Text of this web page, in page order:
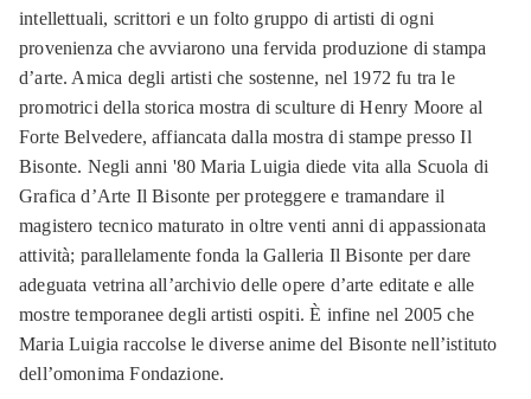
intellettuali, scrittori e un folto gruppo di artisti di ogni
provenienza che avviarono una fervida produzione di stampa
d’arte. Amica degli artisti che sostenne, nel 1972 fu tra le
promotrici della storica mostra di sculture di Henry Moore al
Forte Belvedere, affiancata dalla mostra di stampe presso Il
Bisonte. Negli anni '80 Maria Luigia diede vita alla Scuola di
Grafica d’Arte Il Bisonte per proteggere e tramandare il
magistero tecnico maturato in oltre venti anni di appassionata
attività; parallelamente fonda la Galleria Il Bisonte per dare
adeguata vetrina all’archivio delle opere d’arte editate e alle
mostre temporanee degli artisti ospiti. È infine nel 2005 che
Maria Luigia raccolse le diverse anime del Bisonte nell’istituto
dell’omonima Fondazione.